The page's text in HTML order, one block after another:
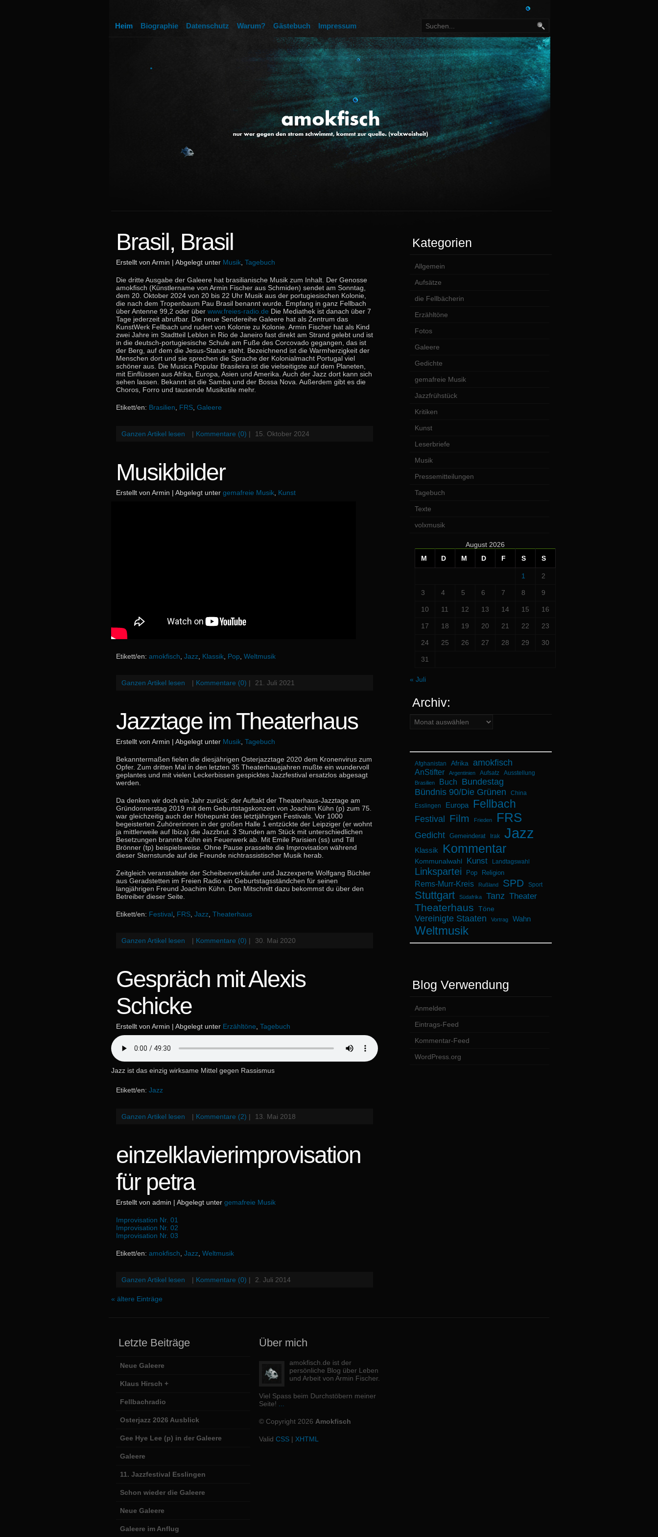
Heim Biographie Datenschutz Warum? Gästebuch Impressum
Brasil, Brasil
Erstellt von Armin | Abgelegt unter Musik Tagebuch
Die dritte Ausgabe der Galeere hat brasilianische Musik zum Inhalt. Der Genosse
amokfisch (Künstlername von Armin Fischer aus Schmiden) sendet am Sonntag,
dem 20. Oktober 2024 von 20 bis 22 Uhr Musik aus der portugiesischen Kolonie,
die nach dem Tropenbaum Pau Brasil benannt wurde. Empfang in ganz Fellbach
über Antenne 99,2 oder über www.freies-radio.de Die Mediathek ist danach über 7
Tage jederzeit abrufbar. Die neue Sendereihe Galeere hat als Zentrum das
KunstWerk Fellbach und rudert von Kolonie zu Kolonie. Armin Fischer hat als Kind
zwei Jahre im Stadtteil Leblon in Rio de Janeiro fast direkt am Strand gelebt und ist
in die deutsch-portugiesische Schule am Fuße des Corcovado gegangen, das ist
der Berg, auf dem die Jesus-Statue steht. Bezeichnend ist die Warmherzigkeit der
Menschen dort und sie sprechen die Sprache der Kolonialmacht Portugal viel
schöner aus. Die Musica Popular Brasileira ist die vielseitigste auf dem Planeten,
mit Einflüssen aus Afrika, Europa, Asien und Amerika. Auch der Jazz dort kann sich
sehen lassen. Bekannt ist die Samba und der Bossa Nova. Außerdem gibt es die
Choros, Forro und tausende Musikstile mehr.
Etikett/en: Brasilien FRS Galeere
Ganzen Artikel lesen | Kommentare (0) | 15. Oktober 2024
Musikbilder
Erstellt von Armin | Abgelegt unter gemafreie Musik Kunst
Etikett/en: amokfisch Jazz Klassik Pop Weltmusik
Ganzen Artikel lesen | Kommentare (0) | 21. Juli 2021
Jazztage im Theaterhaus
Erstellt von Armin | Abgelegt unter Musik Tagebuch
Bekanntermaßen fielen die diesjährigen Osterjazztage 2020 dem Kronenvirus zum
Opfer. Zum dritten Mal in den letzten 35 Theaterhausjahren mußte ein wundervoll
geplantes und mit vielen Leckerbissen gespicktes Jazzfestival ersatzlos abgesagt
werden.
Da denken wir doch ein Jahr zurück: der Auftakt der Theaterhaus-Jazztage am
Gründonnerstag 2019 mit dem Geburtstagskonzert von Joachim Kühn (p) zum 75.
war gleichzeitig auch der Höhepunkt des letztjährigen Festivals. Vor 1000
begeisterten Zuhörerinnen in der großen Halle 1 entzückte der Leipziger (er wohnt
ja mittlerweile auf Ibiza) die Jazzbrut. 3 Stunden am Stück mit unterschiedlichen
Besetzungen brannte Kühn ein Feuerwerk ab. Mit Emile Parisien (ss) und Till
Brönner (tp) beispielsweise. Ohne Pause prasselte die Improvisation während
dieser Sternstunde auf die Freunde nichtrassistischer Musik herab.
Zeitgleich veranstaltete der Scheibenverkäufer und Jazzexperte Wolfgang Büchler
aus Geradstetten im Freien Radio ein Geburtstagsständchen für seinen
langjährigen Freund Joachim Kühn. Den Mitschnitt dazu bekommst du über den
Betreiber dieser Seite.
Etikett/en: Festival FRS Jazz Theaterhaus
Ganzen Artikel lesen | Kommentare (0) | 30. Mai 2020
Gespräch mit Alexis
Schicke
Erstellt von Armin | Abgelegt unter Erzähltöne Tagebuch
Jazz ist das einzig wirksame Mittel gegen Rassismus
Etikett/en: Jazz
Ganzen Artikel lesen | Kommentare (2) | 13. Mai 2018
einzelklavierimprovisation
für petra
Erstellt von admin | Abgelegt unter gemafreie Musik
Improvisation Nr. 01
Improvisation Nr. 02
Improvisation Nr. 03
Etikett/en: amokfisch Jazz Weltmusik
Ganzen Artikel lesen | Kommentare (0) | 2. Juli 2014
« ältere Einträge
Kategorien
Allgemein
Aufsätze
die Fellbächerin
Erzähltöne
Fotos
Galeere
Gedichte
gemafreie Musik
Jazzfrühstück
Kritiken
Kunst
Leserbriefe
Musik
Pressemitteilungen
Tagebuch
Texte
volxmusik
August 2026
M
D M D F S S
1 2
3 4 5 6 7 8 9
10 11 12 13 14 15 16
17 18 19 20 21 22 23
24 25 26 27 28 29 30
31
« Juli
Archiv:
Archiv:
Afghanistan Afrika amokfisch
AnStifter Argentinien Aufsatz Ausstellung
Brasilien Buch
Bundestag
Bündnis 90/Die Grünen
China
Esslingen
Europa Fellbach
Festival Film Frieden FRS
Gedicht Gemeinderat Irak Jazz
Klassik Kommentar
Kommunalwahl Kunst Landtagswahl
Linkspartei Pop Religion
Rems-Murr-Kreis Rußland SPD Sport
Stuttgart Südafrika Tanz Theater
Theaterhaus Töne
Vereinigte Staaten Vortrag Wahn
Weltmusik
Blog Verwendung
Anmelden
Eintrags-Feed
Kommentar-Feed
WordPress.org
Letzte Beiträge
Neue Galeere
Klaus Hirsch +
Fellbachradio
Osterjazz 2026 Ausblick
Gee Hye Lee (p) in der Galeere
Galeere
11. Jazzfestival Esslingen
Schon wieder die Galeere
Neue Galeere
Galeere im Anflug
Über mich
amokfisch.de ist der
persönliche Blog über Leben
und Arbeit von Armin Fischer.
Viel Spass beim Durchstöbern meiner
Seite!
© Copyright 2026 Amokfisch
Valid CSS | XHTML